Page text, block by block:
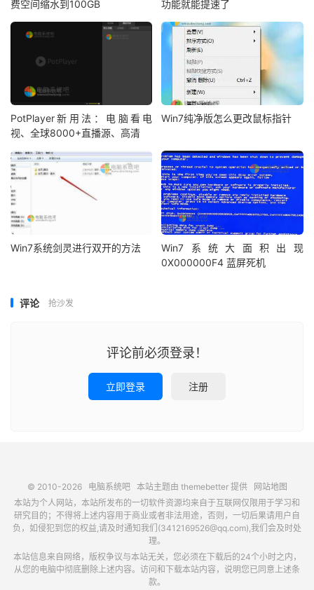
费空间缩水到100GB
功能就能提速了
PotPlayer新用法：电脑看电
视、全球8000+直播源、高清
Win7纯净版怎么更改鼠标指针
Win7系统剑灵进行双开的方法
Win7系统大面积出现
0X000000F4 蓝屏死机
评论 抢沙发
评论前必须登录！
立即登录 注册
© 2010-2026 电脑系统吧本站主题由 themebetter提供
网站地图
本站为个人网站，本站所发布的一切软件资源均来自于互联网仅限用于学习和
研究目的；不得将上述内容用于商业或者非法用途，否则，一切后果请用户自
负，如侵犯到您的权益,请及时通知我们(3412169526@qq.com),我们会及时处
理。
本站信息来自网络，版权争议与本站无关，您必须在下载后的24个小时之内，
从您的电脑中彻底删除上述内容。访问和下载本站内容，说明您已同意上述条
款。